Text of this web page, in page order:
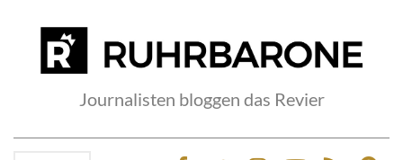
Journalisten bloggen das Revier